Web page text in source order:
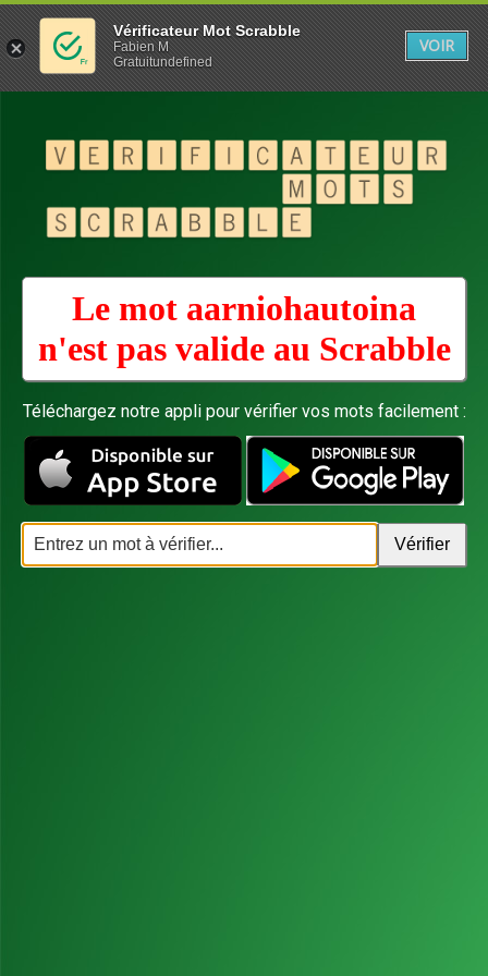
Le mot aarniohautoina
n'est pas valide au Scrabble
Téléchargez notre appli pour vérifier vos mots facilement :
Vérificateur Mot Scrabble
Fabien M
Gratuitundefined
VOIR